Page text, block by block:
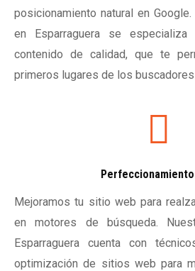
posicionamiento natural en
en Esparraguera se
contenido de calidad, que te
primeros lugares de los
Perfeccionamiento
Mejoramos tu sitio web para
en motores de búsqueda.
Esparraguera cuenta con
optimización de sitios web para